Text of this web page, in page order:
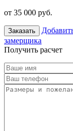
от 35 000 руб.
Заказать
замерщика
Получить расчет